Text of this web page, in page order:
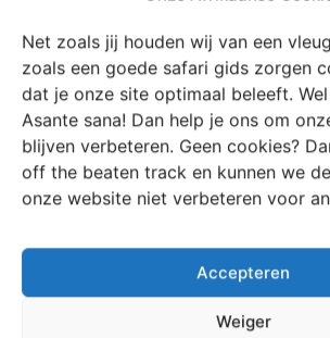
Net zoals jij houden wij van een
zoals een goede safari gids zorgen
dat je onze site optimaal beleeft.
Asante sana! Dan help je ons om
blijven verbeteren. Geen cookies?
off the beaten track en kunnen we
onze website niet verbeteren voor
Accepteren
Weiger
Lees meer
Vraag een op
gemaakt
reisvoorstel
Vul hier je reiswensen in en we nemen
werkdag contact met je op.